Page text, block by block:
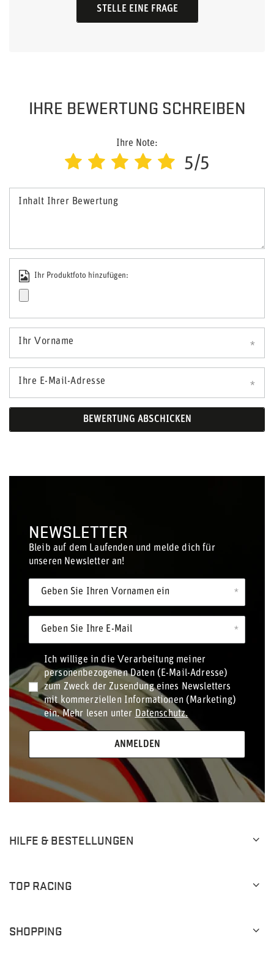
STELLE EINE FRAGE
IHRE BEWERTUNG SCHREIBEN
Ihre Note:
5/5
Inhalt Ihrer Bewertung
Ihr Produktfoto hinzufügen:
Ihr Vorname
Ihre E-Mail-Adresse
BEWERTUNG ABSCHICKEN
NEWSLETTER
Bleib auf dem Laufenden und melde dich für
unseren Newsletter an!
Geben Sie Ihren Vornamen ein
Geben Sie Ihre E-Mail
Ich willige in die Verarbeitung meiner
personenbezogenen Daten (E-Mail-Adresse)
zum Zweck der Zusendung eines Newsletters
mit kommerziellen Informationen (Marketing)
ein. Mehr lesen unter Datenschutz.
ANMELDEN
HILFE & BESTELLUNGEN
TOP RACING
SHOPPING